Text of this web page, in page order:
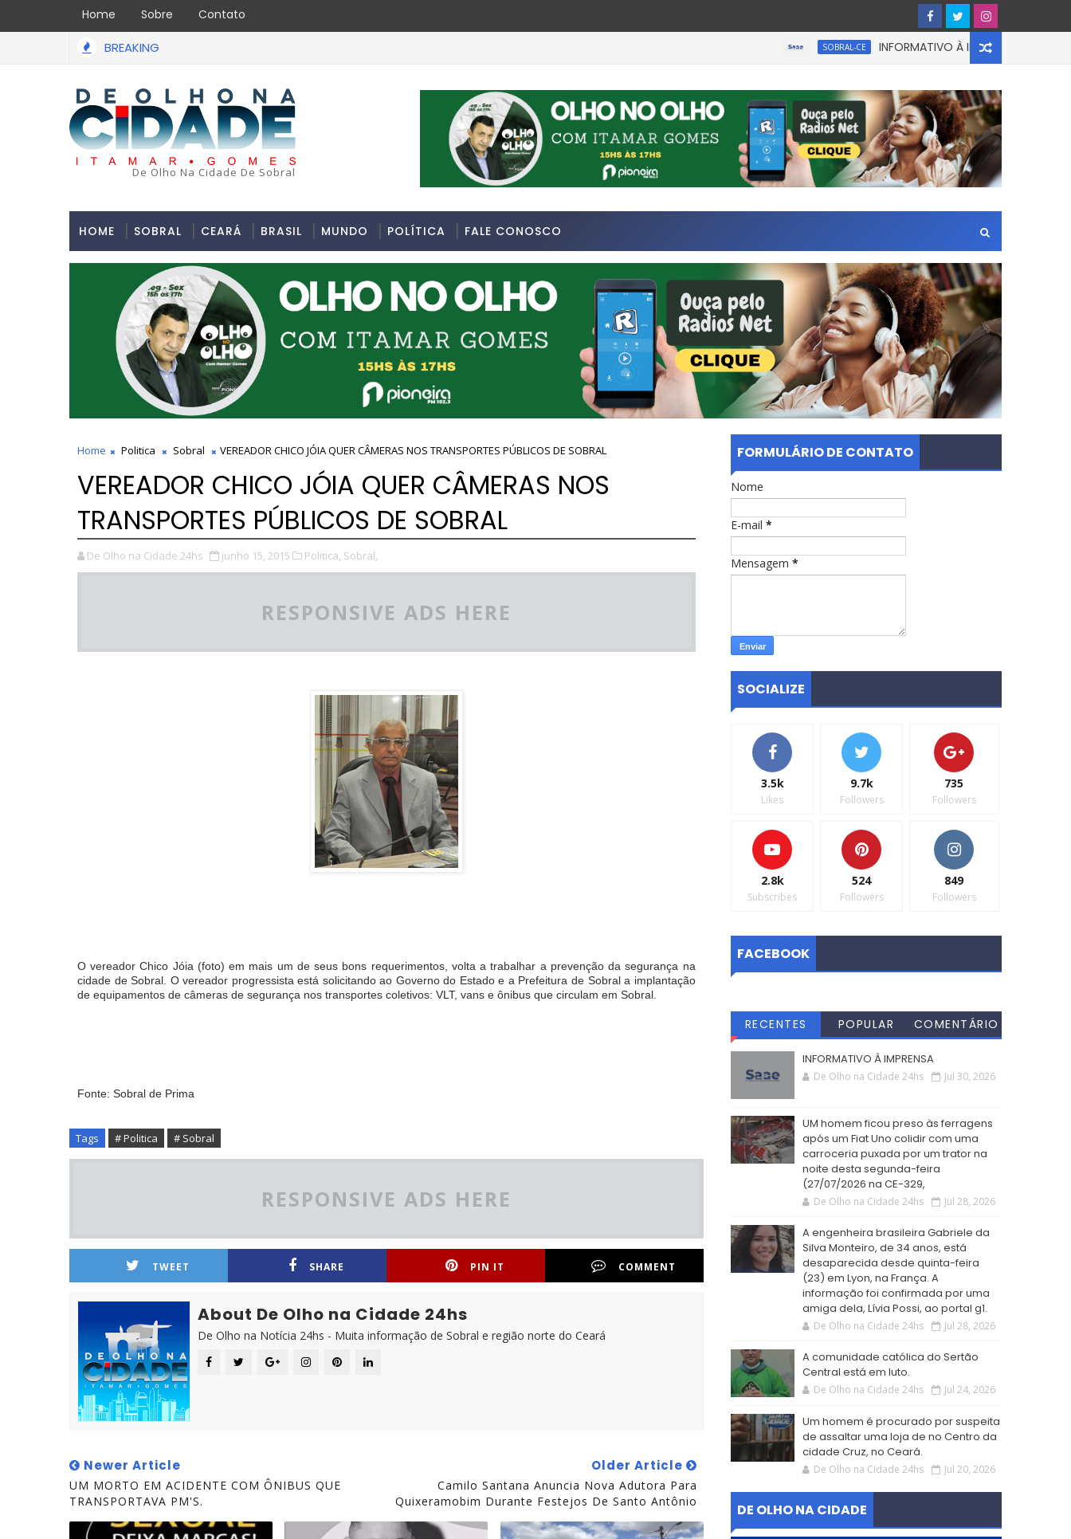
Home Sobre Contato
BREAKING SOBRAL-CE INFORMATIVO À IMPRENSA
De Olho Na Cidade De Sobral
HOME SOBRAL CEARÁ BRASIL MUNDO POLÍTICA FALE CONOSCO
Home Politica Sobral VEREADOR CHICO JÓIA QUER CÂMERAS NOS TRANSPORTES PÚBLICOS DE SOBRAL
VEREADOR CHICO JÓIA QUER CÂMERAS NOS
TRANSPORTES PÚBLICOS DE SOBRAL
De Olho na Cidade 24hs junho 15, 2015 Politica, Sobral,
RESPONSIVE ADS HERE
O vereador Chico Jóia (foto) em mais um de seus bons requerimentos, volta a trabalhar a prevenção da segurança na
cidade de Sobral. O vereador progressista está solicitando ao Governo do Estado e a Prefeitura de Sobral a implantação
de equipamentos de câmeras de segurança nos transportes coletivos: VLT, vans e ônibus que circulam em Sobral.
Fonte: Sobral de Prima
Tags # Politica # Sobral
RESPONSIVE ADS HERE
TWEET SHARE PIN IT COMMENT
About De Olho na Cidade 24hs
De Olho na Notícia 24hs - Muita informação de Sobral e região norte do Ceará
Newer Article
UM MORTO EM ACIDENTE COM ÔNIBUS QUE
TRANSPORTAVA PM'S.
Older Article
Camilo Santana Anuncia Nova Adutora Para
Quixeramobim Durante Festejos De Santo Antônio
FORMULÁRIO DE CONTATO
Nome
E-mail *
Mensagem *
SOCIALIZE
3.5k
Likes
9.7k
Followers
735
Followers
2.8k
Subscribes
524
Followers
849
Followers
FACEBOOK
RECENTES POPULAR
COMENTÁRIO
INFORMATIVO À IMPRENSA
De Olho na Cidade 24hs Jul 30, 2026
UM homem ficou preso às ferragens
após um Fiat Uno colidir com uma
carroceria puxada por um trator na
noite desta segunda-feira
(27/07/2026 na CE-329,
De Olho na Cidade 24hs Jul 28, 2026
A engenheira brasileira Gabriele da
Silva Monteiro, de 34 anos, está
desaparecida desde quinta-feira
(23) em Lyon, na França. A
informação foi confirmada por uma
amiga dela, Lívia Possi, ao portal g1.
De Olho na Cidade 24hs Jul 28, 2026
A comunidade católica do Sertão
Central está em luto.
De Olho na Cidade 24hs Jul 24, 2026
Um homem é procurado por suspeita
de assaltar uma loja de no Centro da
cidade Cruz, no Ceará.
De Olho na Cidade 24hs Jul 20, 2026
DE OLHO NA CIDADE